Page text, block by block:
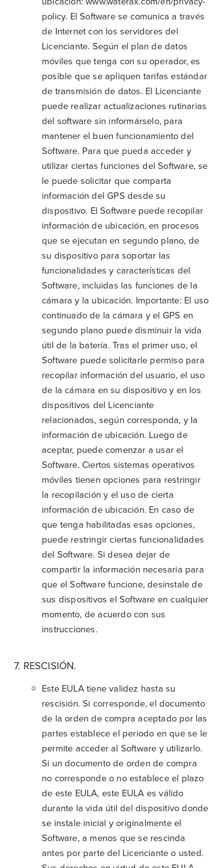
policy. El Software se comunica a través
de Internet con los servidores del
Licenciante. Según el plan de datos
móviles que tenga con su operador, es
posible que se apliquen tarifas estándar
de transmisión de datos. El Licenciante
puede realizar actualizaciones rutinarias
del software sin informárselo, para
mantener el buen funcionamiento del
Software. Para que pueda acceder y
utilizar ciertas funciones del Software, se
le puede solicitar que comparta
información del GPS desde su
dispositivo. El Software puede recopilar
información de ubicación, en procesos
que se ejecutan en segundo plano, de
su dispositivo para soportar las
funcionalidades y características del
Software, incluidas las funciones de la
cámara y la ubicación. Importante: El uso
continuado de la cámara y el GPS en
segundo plano puede disminuir la vida
útil de la batería. Tras el primer uso, el
Software puede solicitarle permiso para
recopilar información del usuario, el uso
de la cámara en su dispositivo y en los
dispositivos del Licenciante
relacionados, según corresponda, y la
información de ubicación. Luego de
aceptar, puede comenzar a usar el
Software. Ciertos sistemas operativos
móviles tienen opciones para restringir
la recopilación y el uso de cierta
información de ubicación. En caso de
que tenga habilitadas esas opciones,
puede restringir ciertas funcionalidades
del Software. Si desea dejar de
compartir la información necesaria para
que el Software funcione, desinstale de
sus dispositivos el Software en cualquier
momento, de acuerdo con sus
instrucciones.
7. RESCISIÓN.
Este EULA tiene validez hasta su
rescisión. Si corresponde, el documento
de la orden de compra aceptado por las
partes establece el periodo en que se le
permite acceder al Software y utilizarlo.
Si un documento de orden de compra
no corresponde o no establece el plazo
de este EULA, este EULA es válido
durante la vida útil del dispositivo donde
se instale inicial y originalmente el
Software, a menos que se rescinda
antes por parte del Licenciante o usted.